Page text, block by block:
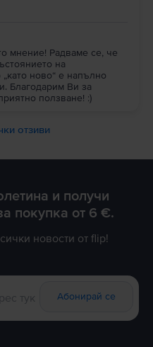
мнение! Радваме се, че
на
ново“ е напълно
Благодарим Ви за
ползване! :)
отзиви
и получи
покупка от 6 €.
новости от flip!
Абонирай се